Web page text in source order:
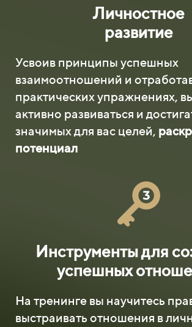
Личностное
развитие
Усвоив принципы успешных
взаимоотношений и
практических упражнениях,
активно развиваться и
значимых для вас целей,
потенциал
Инструменты для
успешных
На тренинге вы научитесь
выстраивать отношения в